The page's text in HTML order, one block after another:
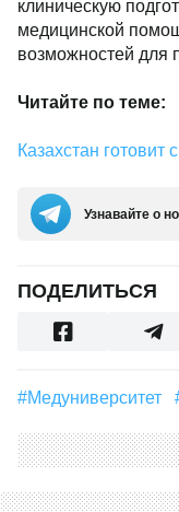
клиническую
медицинской
возможностей для
Читайте по теме:
Казахстан
Узнавайте о
ПОДЕЛИТЬСЯ
#медуниверситет